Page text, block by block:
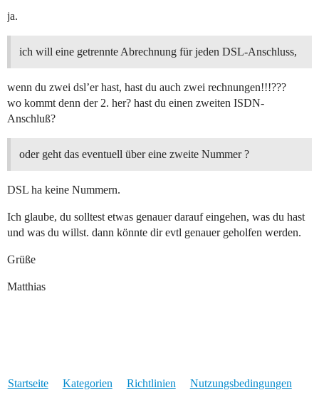
ja.
ich will eine getrennte Abrechnung für jeden DSL-Anschluss,
wenn du zwei dsl’er hast, hast du auch zwei rechnungen!!!???
wo kommt denn der 2. her? hast du einen zweiten ISDN-
Anschluß?
oder geht das eventuell über eine zweite Nummer ?
DSL ha keine Nummern.
Ich glaube, du solltest etwas genauer darauf eingehen, was du hast
und was du willst. dann könnte dir evtl genauer geholfen werden.
Grüße
Matthias
Startseite Kategorien Richtlinien Nutzungsbedingungen